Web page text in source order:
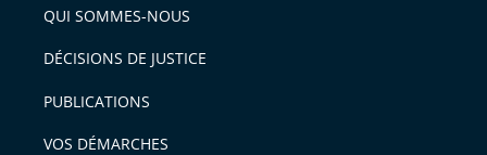
arriver
après
l'article
pour
avant
QUI SOMMES-NOUS
DÉCISIONS DE JUSTICE
PUBLICATIONS
VOS DÉMARCHES